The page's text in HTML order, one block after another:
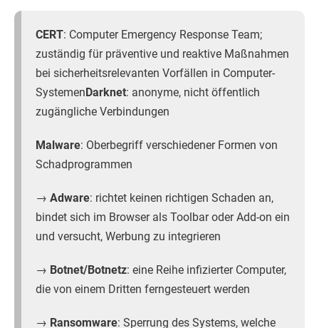
CERT: Computer Emergency Response Team;
zuständig für präventive und reaktive Maßnahmen
bei sicherheitsrelevanten Vorfällen in Computer-
SystemenDarknet: anonyme, nicht öffentlich
zugängliche Verbindungen
Malware: Oberbegriff verschiedener Formen von
Schadprogrammen
→ Adware: richtet keinen richtigen Schaden an,
bindet sich im Browser als Toolbar oder Add-on ein
und versucht, Werbung zu integrieren
→ Botnet/Botnetz: eine Reihe infizierter Computer,
die von einem Dritten ferngesteuert werden
→ Ransomware: Sperrung des Systems, welche